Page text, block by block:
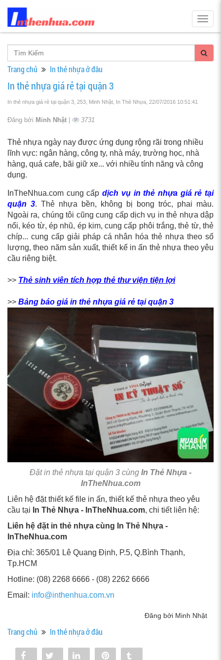
Trang chủ In thẻ nhựa ở đâu
In thẻ nhựa giá rẻ tại quận 3
In thẻ nhựa giá rẻ tại quận 3, 253, Minh Nhật, In Thẻ Nhựa , 22/07/2016 10:51:41
Đăng bởi Minh Nhật | 3731
Thẻ nhựa ngày nay được ứng dụng rộng rãi trong nhiều
lĩnh vực: ngân hàng, công ty, nhà máy, trường học, nhà
hàng, quá cafe, bãi giữ xe... với nhiều tính năng và công
dụng.
InTheNhua.com cung cấpdịch vụ in thẻ nhựa giá rẻ tại
quận 3. Thẻ nhựa bền, không bị bong tróc, phai màu.
Ngoài ra, chúng tôi cũng cung cấp dịch vụ in thẻ nhựa dập
nổi, kéo từ, ép nhũ, ép kim, cung cấp phôi trắng, thẻ từ, thẻ
chíp... cung cấp giải pháp cá nhân hóa thẻ nhựa theo số
lượng, theo năm sản xuất, thiết kế in ấn thẻ nhựa theo yêu
cầu riêng biệt.
>> Thẻ sinh viên tích hợp thẻ thư viện tiện lợi
>> Bảng báo giá in thẻ nhựa giá rẻ tại quận 3
Đặt in thẻ nhựa tại quận 3 cùng In Thẻ Nhựa -
InTheNhua.com
Liên hệ đặt thiết kế file in ấn, thiết kế thẻ nhựa theo yêu
cầu tại In Thẻ Nhựa - InTheNhua.com, chi tiết liên hệ:
Liên hệ đặt in thẻ nhựa cùng In Thẻ Nhựa -
InTheNhua.com
Địa chỉ: 365/01 Lê Quang Định, P.5, Q.Bình Thạnh,
Tp.HCM
Hotline: (08) 2268 6666 - (08) 2262 6666
Email: info@inthenhua.com.vn
Đăng bởi Minh Nhật
Trang chủ In thẻ nhựa ở đâu
Share Tweet Share